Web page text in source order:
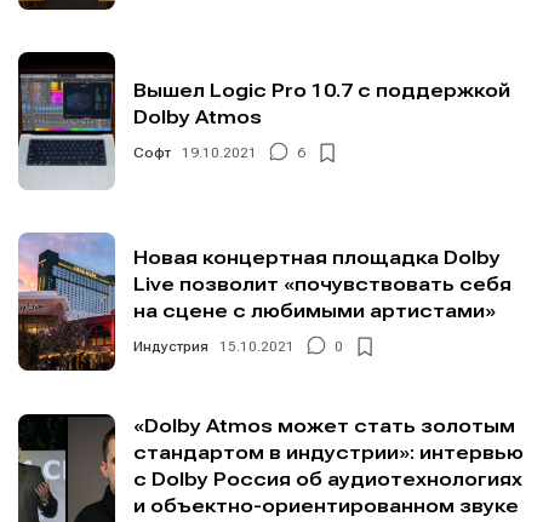
Вышел Logic Pro 10.7 с поддержкой
Dolby Atmos
Софт 19.10.2021 6
Новая концертная площадка Dolby
Live позволит «почувствовать себя
на сцене с любимыми артистами»
Индустрия 15.10.2021 0
«Dolby Atmos может стать золотым
стандартом в индустрии»: интервью
с Dolby Россия об аудиотехнологиях
и объектно-ориентированном звуке